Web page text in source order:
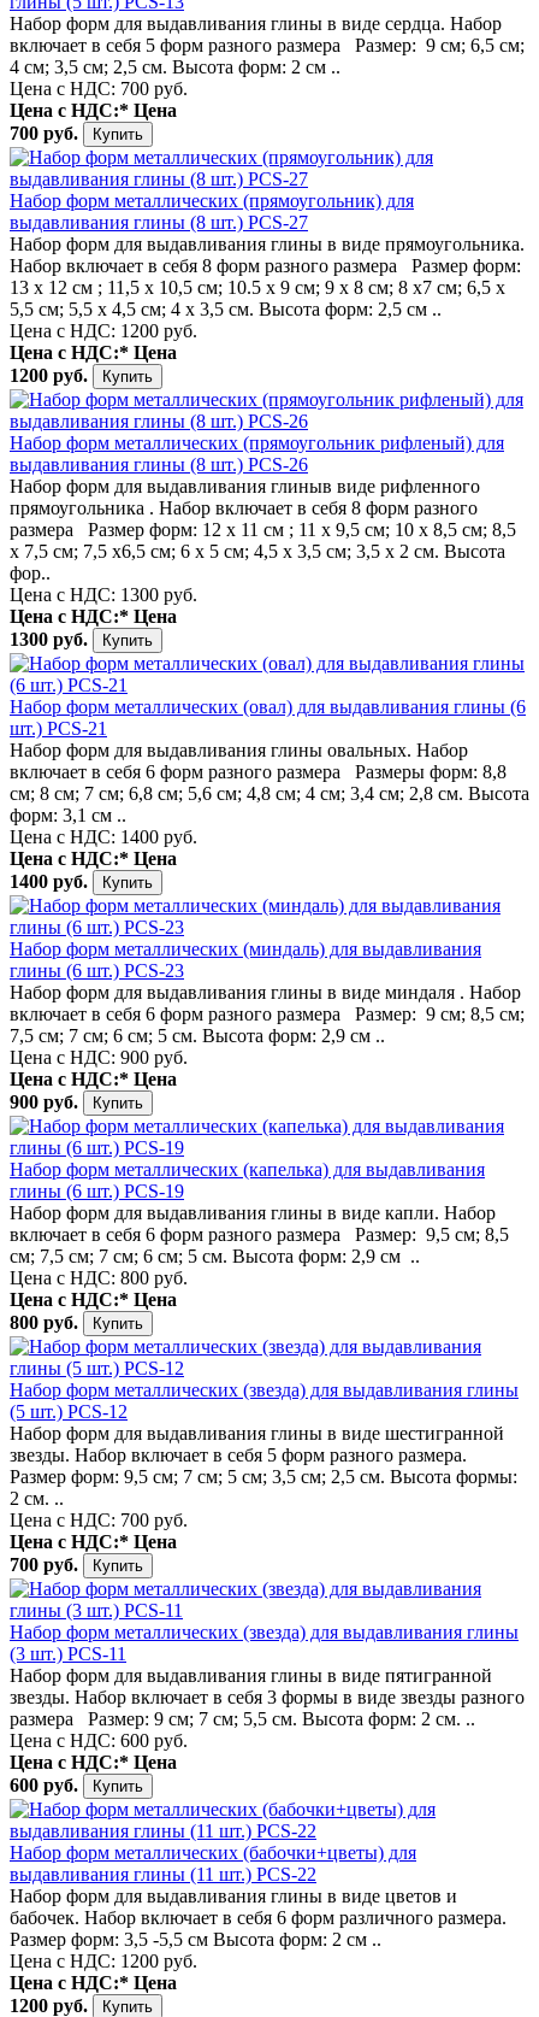
Набор форм для выдавливания глины в виде сердца. Набор
включает в себя 5 форм разного размера Размер: 9 см; 6,5 см;
4 см; 3,5 см; 2,5 см. Высота форм: 2 см ..
Цена с НДС: 700 руб.
Цена с НДС:* Цена
700 руб.
Набор форм металлических (прямоугольник) для
выдавливания глины (8 шт.) PCS-27
Набор форм для выдавливания глины в виде прямоугольника.
Набор включает в себя 8 форм разного размера Размер форм:
13 х 12 см ; 11,5 х 10,5 см; 10.5 х 9 см; 9 х 8 см; 8 х7 см; 6,5 х
5,5 см; 5,5 х 4,5 см; 4 х 3,5 см. Высота форм: 2,5 см ..
Цена с НДС: 1200 руб.
Цена с НДС:* Цена
1200 руб.
Набор форм металлических (прямоугольник рифленый) для
выдавливания глины (8 шт.) PCS-26
Набор форм для выдавливания глиныв виде рифленного
прямоугольника . Набор включает в себя 8 форм разного
размера Размер форм: 12 х 11 см ; 11 х 9,5 см; 10 х 8,5 см; 8,5
х 7,5 см; 7,5 х6,5 см; 6 х 5 см; 4,5 х 3,5 см; 3,5 х 2 см. Высота
фор..
Цена с НДС: 1300 руб.
Цена с НДС:* Цена
1300 руб.
Набор форм металлических (овал) для выдавливания глины (6
шт.) PCS-21
Набор форм для выдавливания глины овальных. Набор
включает в себя 6 форм разного размера Размеры форм: 8,8
см; 8 см; 7 см; 6,8 см; 5,6 см; 4,8 см; 4 см; 3,4 см; 2,8 см. Высота
форм: 3,1 см ..
Цена с НДС: 1400 руб.
Цена с НДС:* Цена
1400 руб.
Набор форм металлических (миндаль) для выдавливания
глины (6 шт.) PCS-23
Набор форм для выдавливания глины в виде миндаля . Набор
включает в себя 6 форм разного размера Размер: 9 см; 8,5 см;
7,5 см; 7 см; 6 см; 5 см. Высота форм: 2,9 см ..
Цена с НДС: 900 руб.
Цена с НДС:* Цена
900 руб.
Набор форм металлических (капелька) для выдавливания
глины (6 шт.) PCS-19
Набор форм для выдавливания глины в виде капли. Набор
включает в себя 6 форм разного размера Размер: 9,5 см; 8,5
см; 7,5 см; 7 см; 6 см; 5 см. Высота форм: 2,9 см ..
Цена с НДС: 800 руб.
Цена с НДС:* Цена
800 руб.
Набор форм металлических (звезда) для выдавливания глины
(5 шт.) PCS-12
Набор форм для выдавливания глины в виде шестигранной
звезды. Набор включает в себя 5 форм разного размера.
Размер форм: 9,5 см; 7 см; 5 см; 3,5 см; 2,5 см. Высота формы:
2 см. ..
Цена с НДС: 700 руб.
Цена с НДС:* Цена
700 руб.
Набор форм металлических (звезда) для выдавливания глины
(3 шт.) PCS-11
Набор форм для выдавливания глины в виде пятигранной
звезды. Набор включает в себя 3 формы в виде звезды разного
размера Размер: 9 см; 7 см; 5,5 см. Высота форм: 2 см. ..
Цена с НДС: 600 руб.
Цена с НДС:* Цена
600 руб.
Набор форм металлических (бабочки+цветы) для
выдавливания глины (11 шт.) PCS-22
Набор форм для выдавливания глины в виде цветов и
бабочек. Набор включает в себя 6 форм различного размера.
Размер форм: 3,5 -5,5 см Высота форм: 2 см ..
Цена с НДС: 1200 руб.
Цена с НДС:* Цена
1200 руб.